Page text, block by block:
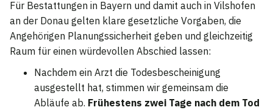
Für Bestattungen in Bayern und damit auch in Vilshofen
an der Donau gelten klare gesetzliche Vorgaben, die
Angehörigen Planungssicherheit geben und gleichzeitig
Raum für einen würdevollen Abschied lassen:
Nachdem ein Arzt die Todesbescheinigung
ausgestellt hat, stimmen wir gemeinsam die
Abläufe ab. Frühestens zwei Tage nach dem Tod